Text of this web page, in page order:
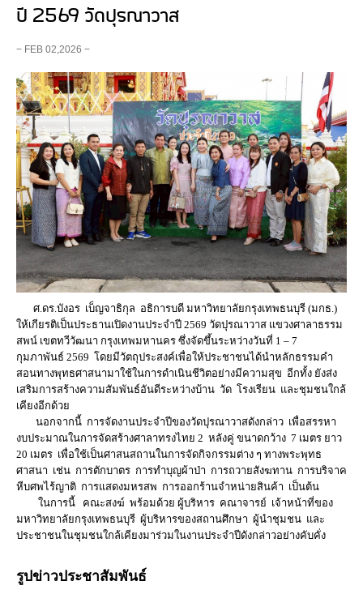
ปี 2569 วัดปุรณาวาส
− FEB 02,2026 −
ศ.ดร.บังอร เบ็ญจาธิกุล อธิการบดี มหาวิทยาลัยกรุงเทพธนบุรี (มกธ.)
ให้เกียรติเป็นประธานเปิดงานประจำปี 2569 วัดปุรณาวาส แขวงศาลาธรรม
สพน์ เขตทวีวัฒนา กรุงเทพมหานคร ซึ่งจัดขึ้นระหว่างวันที่ 1 – 7
กุมภาพันธ์ 2569 โดยมีวัตถุประสงค์เพื่อให้ประชาชนได้นำหลักธรรมคำ
สอนทางพุทธศาสนามาใช้ในการดำเนินชีวิตอย่างมีความสุข อีกทั้ง ยังส่ง
เสริมการสร้างความสัมพันธ์อันดีระหว่างบ้าน วัด โรงเรียน และชุมชนใกล้
เคียงอีกด้วย
นอกจากนี้ การจัดงานประจำปีของวัดปุรณาวาสดังกล่าว เพื่อสรรหา
งบประมาณในการจัดสร้างศาลาทรงไทย 2 หลังคู่ ขนาดกว้าง 7 เมตร ยาว
20 เมตร เพื่อใช้เป็นศาสนสถานในการจัดกิจกรรมต่าง ๆ ทางพระพุทธ
ศาสนา เช่น การตักบาตร การทำบุญผ้าป่า การถวายสังฆทาน การบริจาค
หีบศพไร้ญาติ การแสดงมหรสพ การออกร้านจำหน่ายสินค้า เป็นต้น
ในการนี้ คณะสงฆ์ พร้อมด้วย ผู้บริหาร คณาจารย์ เจ้าหน้าที่ของ
มหาวิทยาลัยกรุงเทพธนบุรี ผู้บริหารของสถานศึกษา ผู้นำชุมชน และ
ประชาชนในชุมชนใกล้เคียงมาร่วมในงานประจำปีดังกล่าวอย่างคับคั่ง
รูปข่าวประชาสัมพันธ์